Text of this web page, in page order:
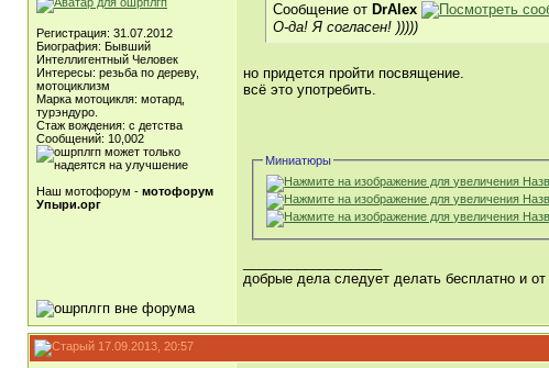
Регистрация: 31.07.2012
Биография: Бывший
Интеллигентный Человек
Интересы: резьба по дереву,
мотоциклизм
Марка мотоцикля: мотард,
турэндуро.
Стаж вождения: с детства
Сообщений: 10,002
Наш мотофорум - мотофорум
Упыри.орг
Сообщение от DrAlex
О-да! Я согласен! )))))
но придется пройти посвящение.
всё это употребить.
Миниатюры
добрые дела следует делать бесплатно и
17.09.2013, 20:57